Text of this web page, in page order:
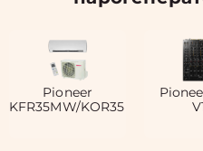
Pioneer
KFR35MW/KOR35MW